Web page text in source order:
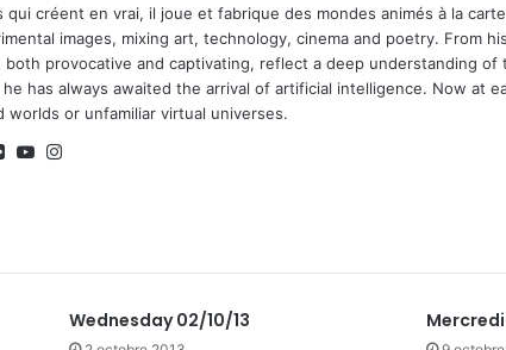
qui créent en vrai, il joue et fabrique des mondes animés à la
images, mixing art, technology, cinema and poetry. From
both provocative and captivating, reflect a deep understanding
has always awaited the arrival of artificial intelligence. Now at
worlds or unfamiliar virtual universes.
Fli Yo
Wednesday 02/10/13